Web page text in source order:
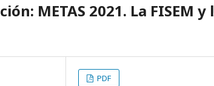
METAS 2021. La FISEM y
PDF